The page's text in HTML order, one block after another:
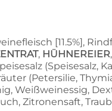
[11.5%],
, HÜHNEREIER
(Speisesalz,
(Petersilie,
Weißweinessig,
Zitronensaft,